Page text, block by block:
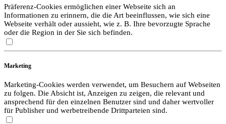
Präferenz-Cookies ermöglichen einer Webseite sich an
Informationen zu erinnern, die die Art beeinflussen, wie sich eine
Webseite verhält oder aussieht, wie z. B. Ihre bevorzugte Sprache
oder die Region in der Sie sich befinden.
Marketing
Marketing-Cookies werden verwendet, um Besuchern auf Webseiten
zu folgen. Die Absicht ist, Anzeigen zu zeigen, die relevant und
ansprechend für den einzelnen Benutzer sind und daher wertvoller
für Publisher und werbetreibende Drittparteien sind.